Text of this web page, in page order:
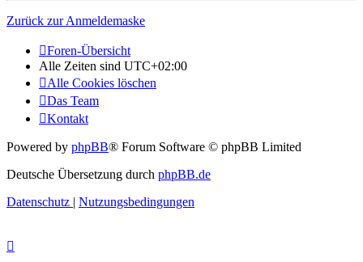
Zurück zur Anmeldemaske
Foren-Übersicht
Alle Zeiten sind UTC+02:00
Alle Cookies löschen
Das Team
Kontakt
Powered by phpBB® Forum Software © phpBB Limited
Deutsche Übersetzung durch phpBB.de
Datenschutz | Nutzungsbedingungen